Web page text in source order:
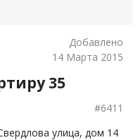
Добавлено
14 Марта 2015
35
#6411
улица, дом 14